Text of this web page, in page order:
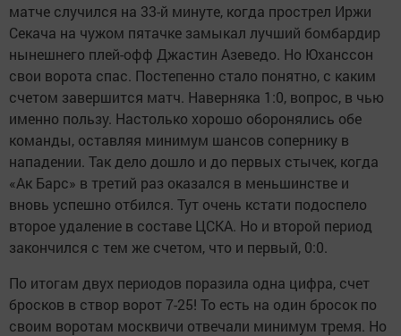
матче случился на 33-й минуте, когда прострел Иржи
Секача на чужом пятачке замыкал лучший бомбардир
нынешнего плей-офф Джастин Азеведо. Но Юханссон
свои ворота спас. Постепенно стало понятно, с каким
счетом завершится матч. Наверняка 1:0, вопрос, в чью
именно пользу. Настолько хорошо оборонялись обе
команды, оставляя минимум шансов сопернику в
нападении. Так дело дошло и до первых стычек, когда
«Ак Барс» в третий раз оказался в меньшинстве и
вновь успешно отбился. Тут очень кстати подоспело
второе удаление в составе ЦСКА. Но и второй период
закончился с тем же счетом, что и первый, 0:0.
По итогам двух периодов поразила одна цифра, счет
бросков в створ ворот 7-25! То есть на один бросок по
своим воротам москвичи отвечали минимум тремя. Но